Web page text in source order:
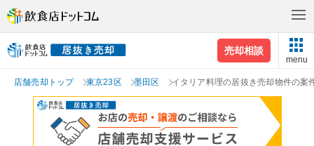
売却相談
menu
店舗売却トップ 東京23区 墨田区 イタリア料理の居抜き売却物件の案